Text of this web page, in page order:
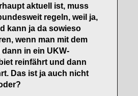
aktuell ist, muss
regeln, weil ja,
kann ja da sowieso
wenn man mit dem
in ein UKW-
reinfährt und dann
Das ist ja auch nicht